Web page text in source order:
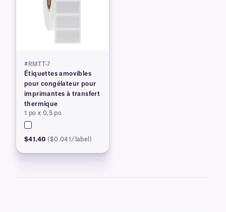
#RMTT-7
Étiquettes amovibles
pour congélateur pour
imprimantes à transfert
thermique
1 po x 0,5 po
$41.40 ($0.041/label)